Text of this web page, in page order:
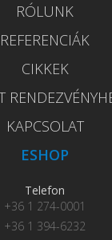
RÓLUNK
REFERENCIÁK
CIKKEK
KAPCSOLAT
ESHOP
Telefon
+36 1 274-0001
+36 1 394-6232